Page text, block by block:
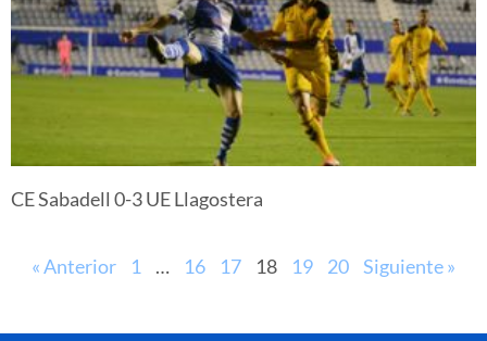
CE Sabadell 0-3 UE Llagostera
« Anterior 1 … 16 17 18 19 20 Siguiente »